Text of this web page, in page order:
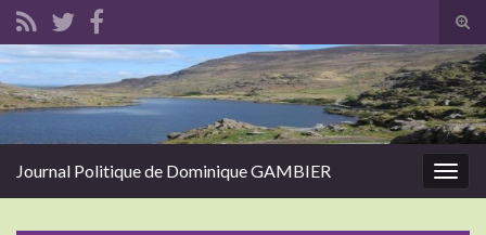
Search for:
Journal Politique de Dominique GAMBIER